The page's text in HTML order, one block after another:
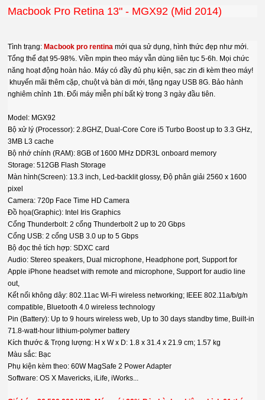
Macbook Pro Retina 13" - MGX92 (Mid 2014)
Tình trạng:Macbook pro rentina mới qua sử dụng, hình thức đẹp như mới.
Tổng thể đạt 95-98%. Viền mpin theo máy vẫn dùng liên tục 5-6h. Mọi chức
năng hoạt động hoàn hảo. Máy có đầy đủ phụ kiện, sạc zin đi kèm theo máy!
khuyến mãi thêm cặp, chuột và bàn di mới, tặng ngay USB 8G. Bảo hành
nghiêm chỉnh 1th. Đổi máy miễn phí bất kỳ trong 3 ngày đầu tiên.
Model: MGX92
Bộ xử lý (Processor): 2.8GHZ, Dual-Core Core i5 Turbo Boost up to 3.3 GHz,
3MB L3 cache
Bộ nhớ chính (RAM): 8GB of 1600 MHz DDR3L onboard memory
Storage: 512GB Flash Storage
Màn hình(Screen): 13.3 inch, Led-backlit glossy, Độ phân giải 2560 x 1600
pixel
Camera: 720p Face Time HD Camera
Đồ họa(Graphic): Intel Iris Graphics
Cổng Thunderbolt: 2 cổng Thunderbolt 2 up to 20 Gbps
Cổng USB: 2 cổng USB 3.0 up to 5 Gbps
Bộ đọc thẻ tích hợp: SDXC card
Audio: Stereo speakers, Dual microphone, Headphone port, Support for
Apple iPhone headset with remote and microphone, Support for audio line
out,
Kết nối không dây: 802.11ac Wi-Fi wireless networking; IEEE 802.11a/b/g/n
compatible, Bluetooth 4.0 wireless technology
Pin (Battery): Up to 9 hours wireless web, Up to 30 days standby time, Built-in
71.8-watt-hour lithium-polymer battery
Kích thước & Trọng lượng: H x W x D: 1.8 x 31.4 x 21.9 cm; 1.57 kg
Màu sắc: Bạc
Phụ kiện kèm theo: 60W MagSafe 2 Power Adapter
Software: OS X Mavericks, iLife, iWorks...